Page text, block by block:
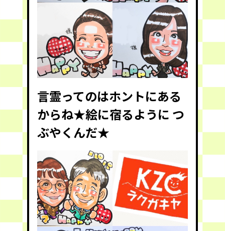
言霊ってのはホントにある
からね★絵に宿るように つ
ぶやくんだ★